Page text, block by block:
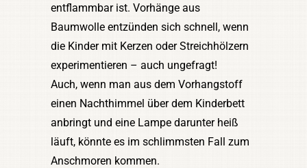
entflammbar ist. Vorhänge aus
Baumwolle entzünden sich schnell, wenn
die Kinder mit Kerzen oder Streichhölzern
experimentieren – auch ungefragt!
Auch, wenn man aus dem Vorhangstoff
einen Nachthimmel über dem Kinderbett
anbringt und eine Lampe darunter heiß
läuft, könnte es im schlimmsten Fall zum
Anschmoren kommen.